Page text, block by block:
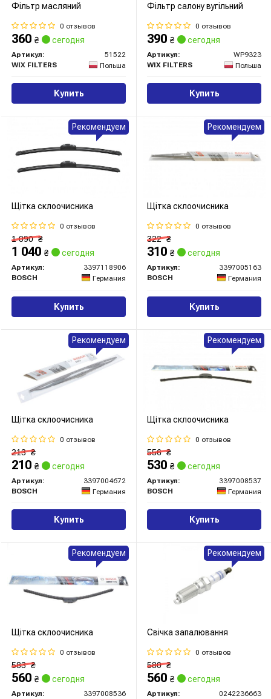
Фільтр масляний
0 отзывов
360 ₴ сегодня
Артикул:
51522
WIX FILTERS
Польша
Купить
Фільтр салону вугільний
0 отзывов
390 ₴ сегодня
Артикул:
WP9323
WIX FILTERS
Польша
Купить
Щітка склоочисника
0 отзывов
1 090₴
1 040 ₴ сегодня
Артикул:
3397118906
BOSCH
Германия
Купить
Рекомендуем
Щітка склоочисника
0 отзывов
322₴
310 ₴ сегодня
Артикул:
3397005163
BOSCH
Германия
Купить
Рекомендуем
Щітка склоочисника
0 отзывов
213₴
210 ₴ сегодня
Артикул:
3397004672
BOSCH
Германия
Купить
Рекомендуем
Щітка склоочисника
0 отзывов
556₴
530 ₴ сегодня
Артикул:
3397008537
BOSCH
Германия
Купить
Рекомендуем
Щітка склоочисника
0 отзывов
583₴
560 ₴ сегодня
Артикул:
3397008536
Рекомендуем
Свічка запалювання
0 отзывов
580₴
560 ₴ сегодня
Артикул:
0242236663
Рекомендуем